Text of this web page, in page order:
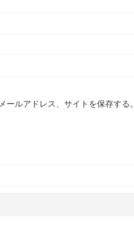
ルアドレス、サイトを保存する。